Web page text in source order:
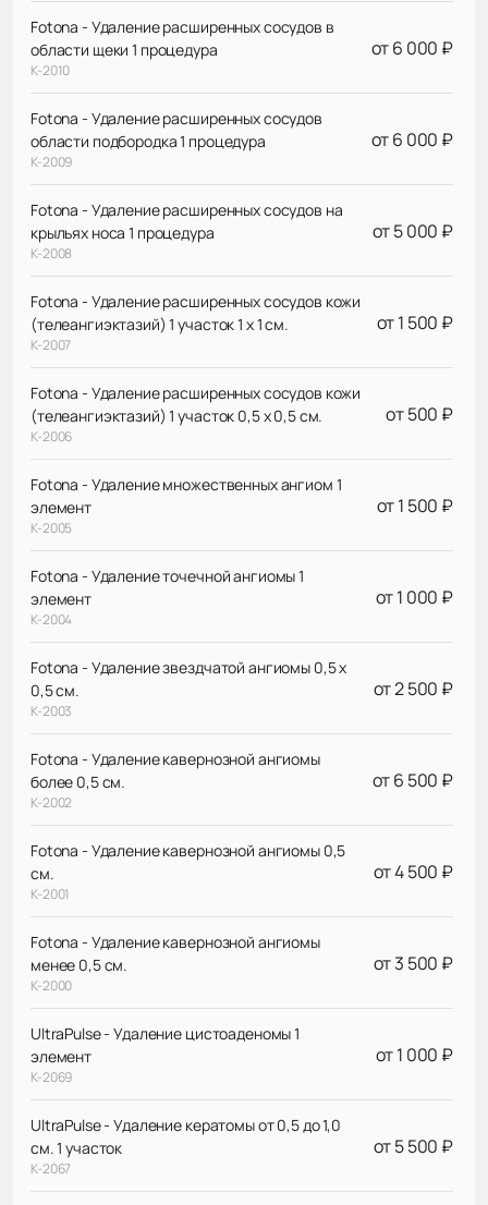
Fotona - Удаление расширенных сосудов в
области щеки 1 процедура
К-2010
от 6 000 ₽
Fotona - Удаление расширенных сосудов
области подбородка 1 процедура
К-2009
от 6 000 ₽
Fotona - Удаление расширенных сосудов на
крыльях носа 1 процедура
К-2008
от 5 000 ₽
Fotona - Удаление расширенных сосудов кожи
(телеангиэктазий) 1 участок 1 х 1 см.
К-2007
от 1 500 ₽
Fotona - Удаление расширенных сосудов кожи
(телеангиэктазий) 1 участок 0,5 х 0,5 см.
К-2006
от 500 ₽
Fotona - Удаление множественных ангиом 1
элемент
К-2005
от 1 500 ₽
Fotona - Удаление точечной ангиомы 1
элемент
К-2004
от 1 000 ₽
Fotona - Удаление звездчатой ангиомы 0,5 х
0,5 см.
К-2003
от 2 500 ₽
Fotona - Удаление кавернозной ангиомы
более 0,5 см.
К-2002
от 6 500 ₽
Fotona - Удаление кавернозной ангиомы 0,5
см.
К-2001
от 4 500 ₽
Fotona - Удаление кавернозной ангиомы
менее 0,5 см.
К-2000
от 3 500 ₽
UltraPulse - Удаление цистоаденомы 1
элемент
К-2069
от 1 000 ₽
UltraPulse - Удаление кератомы от 0,5 до 1,0
см. 1 участок
К-2067
от 5 500 ₽